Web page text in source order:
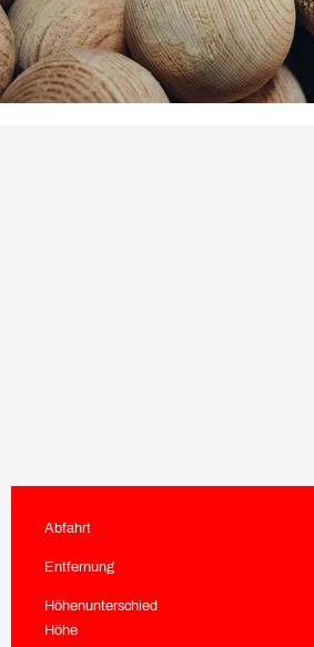
Praktische
Abfahrt
Entfernung
Höhenunterschied
Höhe